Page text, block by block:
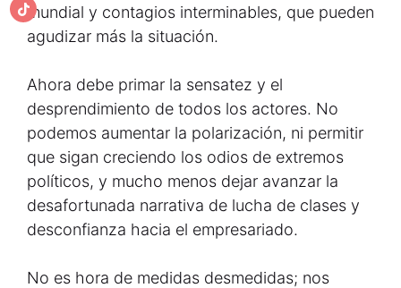
mundial y contagios interminables, que pueden
agudizar más la situación.
Ahora debe primar la sensatez y el
desprendimiento de todos los actores. No
podemos aumentar la polarización, ni permitir
que sigan creciendo los odios de extremos
políticos, y mucho menos dejar avanzar la
desafortunada narrativa de lucha de clases y
desconfianza hacia el empresariado.
No es hora de medidas desmedidas; nos